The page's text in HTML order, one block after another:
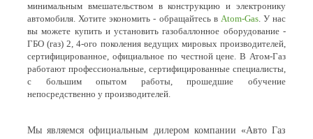
минимальным вмешательством в конструкцию и электронику
автомобиля. Хотите экономить - обращайтесь в Atom-Gas. У нас
вы можете купить и установить газобаллонное оборудование -
ГБО (газ) 2, 4-ого поколения ведущих мировых производителей,
сертифицированное, официальное по честной цене. В Атом-Газ
работают профессиональные, сертифицированные специалисты,
с большим опытом работы, прошедшие обучение
непосредственно у производителей.
Мы являемся официальным дилером компании «Авто Газ